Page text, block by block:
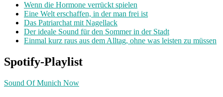
Wenn die Hormone verrückt spielen
Eine Welt erschaffen, in der man frei ist
Das Patriarchat mit Nagellack
Der ideale Sound für den Sommer in der Stadt
Einmal kurz raus aus dem Alltag, ohne was leisten zu müssen
Spotify-Playlist
Sound Of Munich Now